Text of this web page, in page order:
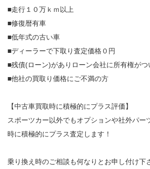
■走行１０万ｋｍ以上
■修復暦有車
■低年式の古い車
■ディーラーで下取り査定価格０円
■残債(ローン)がありローン会社に所有権がつ
■他社の買取り価格にご不満の方
【中古車買取時に積極的にプラス評価】
スポーツカー以外でもオプションや社外パー
時に積極的にプラス査定します！
乗り換え時のご相談も何なりとお申し付け下